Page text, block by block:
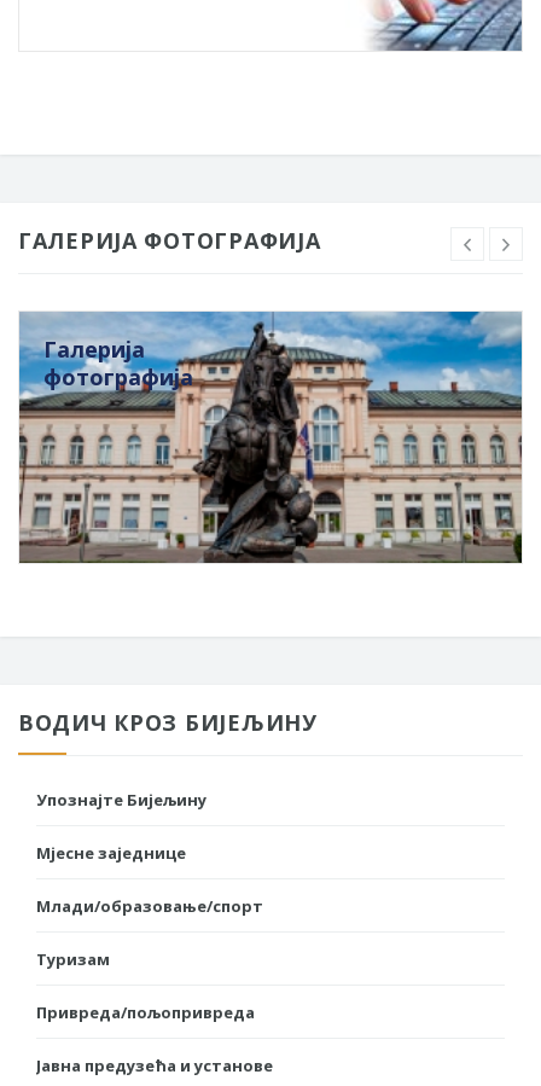
ГАЛЕРИЈА ФОТОГРАФИЈА
Галерија
фотографија
ВОДИЧ КРОЗ БИЈЕЉИНУ
Упознајте Бијељину
Мјесне заједнице
Млади/образовање/спорт
Туризам
Привреда/пољопривреда
Јавна предузећа и установе